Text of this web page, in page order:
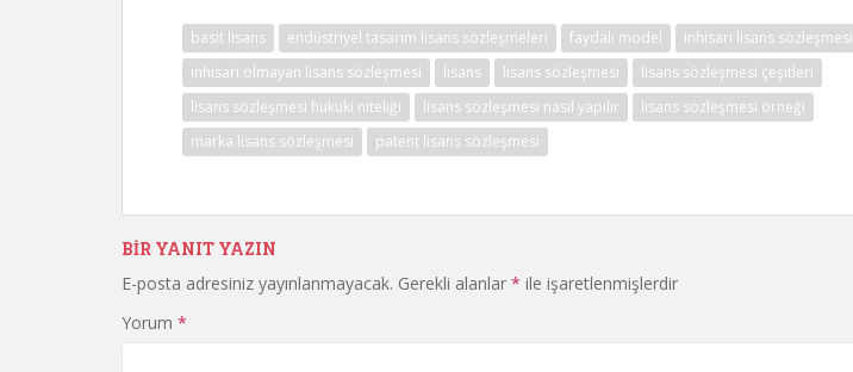
basit lisans endüstriyel tasarım lisans sözleşmeleri faydalı model
inhisari lisans sözleşmesi
inhisari olmayan lisans sözleşmesi
lisans lisans sözleşmesi
lisans sözleşmesi çeşitleri
lisans sözleşmesi hukuki niteliği
lisans sözleşmesi nasıl yapılır
lisans sözleşmesi örneği
marka lisans sözleşmesi
patent lisans sözleşmesi
BIR YANIT YAZIN
E-posta adresiniz yayınlanmayacak. Gerekli alanlar * ile işaretlenmişlerdir
Yorum *